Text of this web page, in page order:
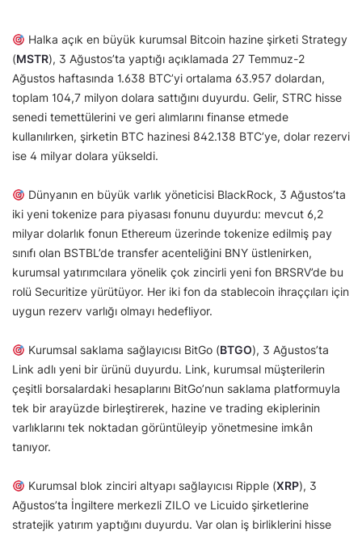
Halka açık en büyük kurumsal Bitcoin hazine şirketi Strategy
(MSTR), 3 Ağustos’ta yaptığı açıklamada 27 Temmuz-2
Ağustos haftasında 1.638 BTC’yi ortalama 63.957 dolardan,
toplam 104,7 milyon dolara sattığını duyurdu. Gelir, STRC hisse
senedi temettülerini ve geri alımlarını finanse etmede
kullanılırken, şirketin BTC hazinesi 842.138 BTC’ye, dolar rezervi
ise 4 milyar dolara yükseldi.
Dünyanın en büyük varlık yöneticisi BlackRock, 3 Ağustos’ta
iki yeni tokenize para piyasası fonunu duyurdu: mevcut 6,2
milyar dolarlık fonun Ethereum üzerinde tokenize edilmiş pay
sınıfı olan BSTBL’de transfer acenteliğini BNY üstlenirken,
kurumsal yatırımcılara yönelik çok zincirli yeni fon BRSRV’de bu
rolü Securitize yürütüyor. Her iki fon da stablecoin ihraççıları için
uygun rezerv varlığı olmayı hedefliyor.
Kurumsal saklama sağlayıcısı BitGo (BTGO), 3 Ağustos’ta
Link adlı yeni bir ürünü duyurdu. Link, kurumsal müşterilerin
çeşitli borsalardaki hesaplarını BitGo’nun saklama platformuyla
tek bir arayüzde birleştirerek, hazine ve trading ekiplerinin
varlıklarını tek noktadan görüntüleyip yönetmesine imkân
tanıyor.
Kurumsal blok zinciri altyapı sağlayıcısı Ripple (XRP), 3
Ağustos’ta İngiltere merkezli ZILO ve Licuido şirketlerine
stratejik yatırım yaptığını duyurdu. Var olan iş birliklerini hisse